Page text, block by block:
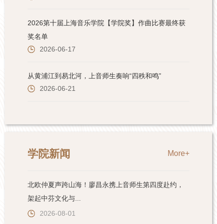
学院新闻 More+
北欧仲夏声跨山海！廖昌永携上音师生第四度赴约，
架起中芬文化与...
2026-08-01